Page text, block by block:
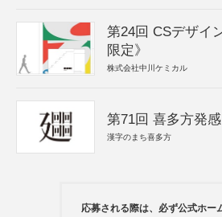
第24回 CSデザイ
限定》
株式会社中川ケミカル
第71回 喜多方発
漢字のまち喜多方
応募される際は、必ず公式ホー